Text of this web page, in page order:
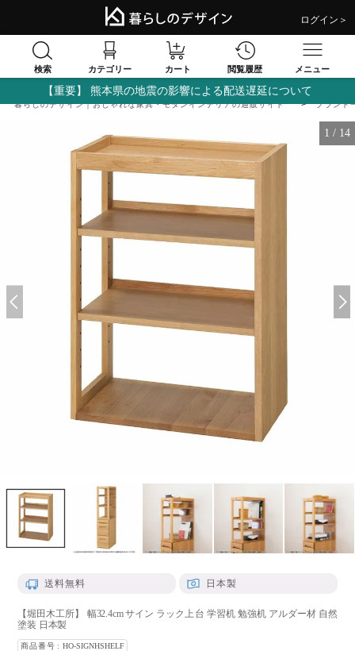
ログイン＞
検索 カテゴリー カート 閲覧履歴 メニュー
【重要】 熊本県の地震の影響による配送遅延について
暮らしのデザイン｜おしゃれな家具・モダンインテリアの通販サイト ブランド
1 / 14
送料無料 日本製
【堀田木工所】 幅32.4cm サイン ラック上台 学習机 勉強机 アルダー材 自然
塗装 日本製
商品番号 HO-SIGNHSHELF